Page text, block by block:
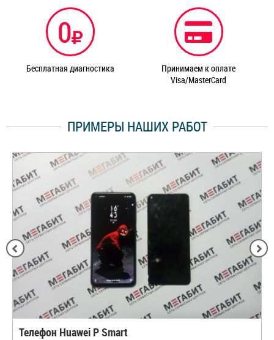
0
Бесплатная диагностика
Принимаем к оплате
Visa/MasterCard
ПРИМЕРЫ НАШИХ РАБОТ
Телефон Huawei P Smart